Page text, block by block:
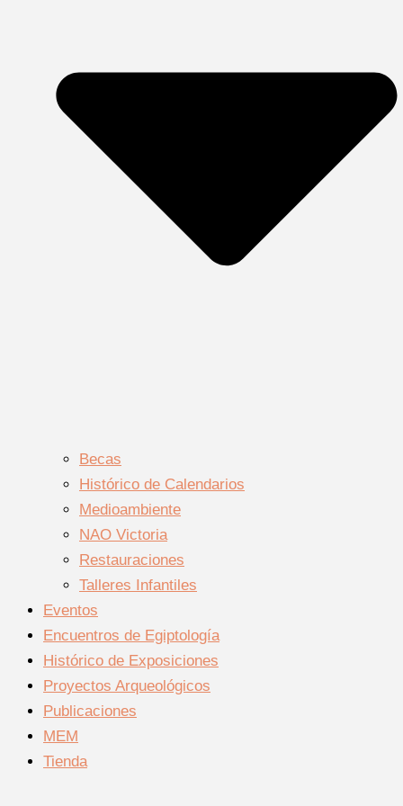
Becas
Histórico de Calendarios
Medioambiente
NAO Victoria
Restauraciones
Talleres Infantiles
Eventos
Encuentros de Egiptología
Histórico de Exposiciones
Proyectos Arqueológicos
Publicaciones
MEM
Tienda